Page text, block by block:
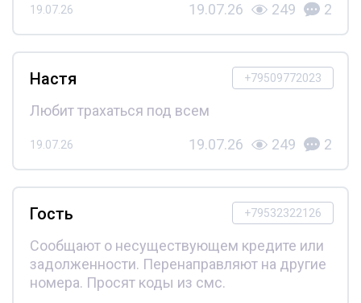
19.07.26 19.07.26 249 2
+79509772023
Настя
Любит трахаться под всем
19.07.26 19.07.26 249 2
+79532322126
Гость
Сообщают о несуществующем кредите или
задолженности. Перенаправляют на другие
номера. Просят коды из смс.